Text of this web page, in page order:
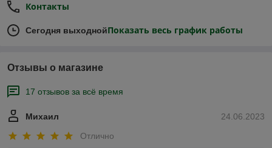
Контакты
Сегодня выходнойПоказать весь график работы
Отзывы о магазине
17 отзывов за всё время
24.06.2023
Михаил
Отлично